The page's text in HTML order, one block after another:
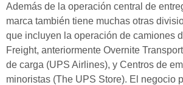
Además de la operación central de
marca también tiene muchas otras
que incluyen la operación de camiones
Freight, anteriormente Overnite
de carga (UPS Airlines), y Centros de
minoristas (The UPS Store). El negocio